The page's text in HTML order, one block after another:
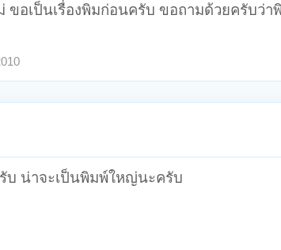
ขอเป็นเรื่องพิมก่อนครับ ขอถามด้วยครับว่
บ น่าจะเป็นพิมพ์ใหญ่นะครับ